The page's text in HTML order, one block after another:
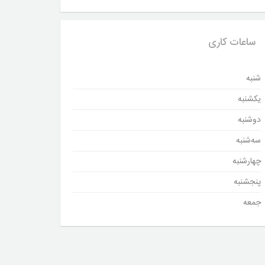
ساعات کاری
شنبه
یکشنبه
دوشنبه
سه‌شنبه
چهارشنبه
پنجشنبه
جمعه